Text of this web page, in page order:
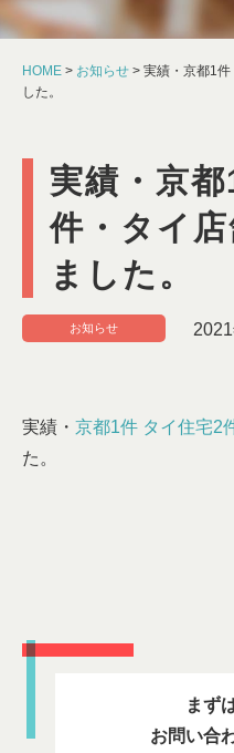
HOME > お知らせ > 実績・京都1件
した。
実績・京
件・タイ
ました。
お知らせ
実績・ 京都1件 タイ住宅2
た。
まず
お問い合